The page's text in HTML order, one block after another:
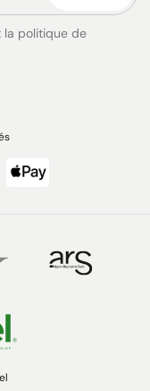
la politique de